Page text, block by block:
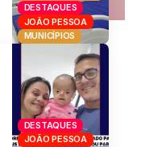
DESTAQUES
JOÃO PESSOA
MUNICÍPIOS
DESTAQUES
JOÃO PESSOA